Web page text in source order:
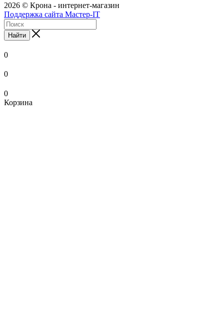
2026 © Крона - интернет-магазин
Поддержка сайта Мастер-IT
Найти
0
0
0
Корзина